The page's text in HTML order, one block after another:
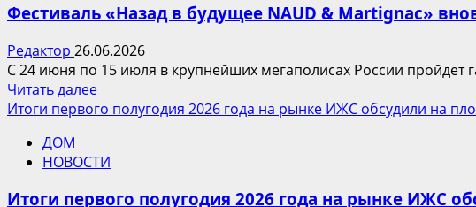
подарками
от
Global
White
x
в
«Настоящее»
Фестиваль «Назад в будущее NAUD & Martignac»
Редактор 26.06.2026
С 24 июня по 15 июля в крупнейших мегаполисах России пройдет
Читать далееПрочитать
больше
«Назад
Итоги первого полугодия 2026 года на рынке ИЖС обсудили на
ДОМ
НОВОСТИ
Итоги первого полугодия 2026 года на рынке ИЖС